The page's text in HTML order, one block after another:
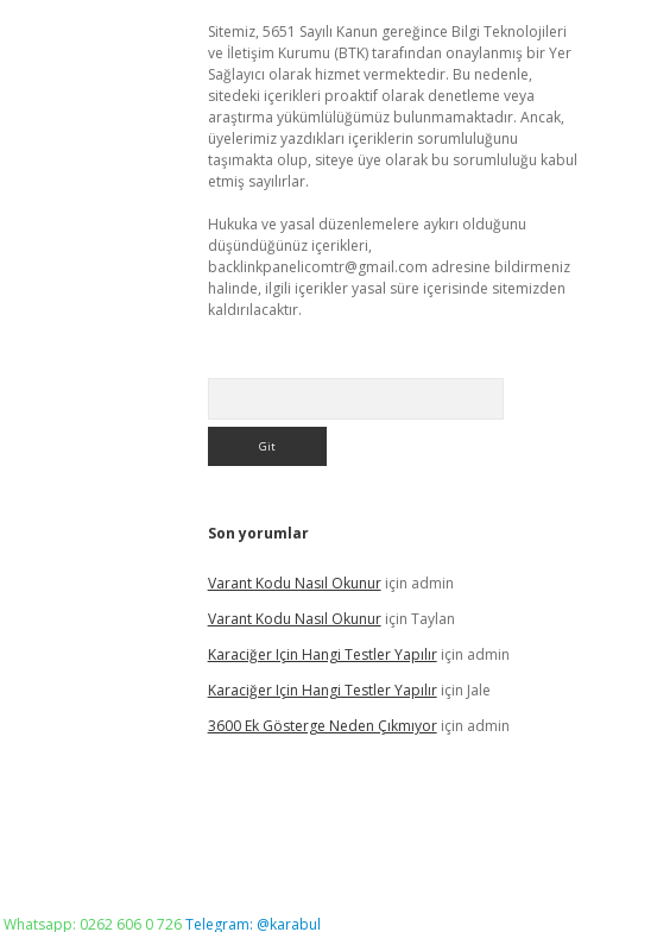
Sitemiz, 5651 Sayılı Kanun gereğince Bilgi Teknolojileri
ve İletişim Kurumu (BTK) tarafından onaylanmış bir Yer
Sağlayıcı olarak hizmet vermektedir. Bu nedenle,
sitedeki içerikleri proaktif olarak denetleme veya
araştırma yükümlülüğümüz bulunmamaktadır. Ancak,
üyelerimiz yazdıkları içeriklerin sorumluluğunu
taşımakta olup, siteye üye olarak bu sorumluluğu kabul
etmiş sayılırlar.
Hukuka ve yasal düzenlemelere aykırı olduğunu
düşündüğünüz içerikleri,
backlinkpanelicomtr@gmail.com adresine bildirmeniz
halinde, ilgili içerikler yasal süre içerisinde sitemizden
kaldırılacaktır.
Son yorumlar
Varant Kodu Nasıl Okunuriçin admin
Varant Kodu Nasıl Okunuriçin Taylan
Karaciğer Için Hangi Testler Yapılıriçin admin
Karaciğer Için Hangi Testler Yapılıriçin Jale
3600 Ek Gösterge Neden Çıkmıyoriçin admin
Whatsapp: 0262 606 0 726Telegram: @karabul